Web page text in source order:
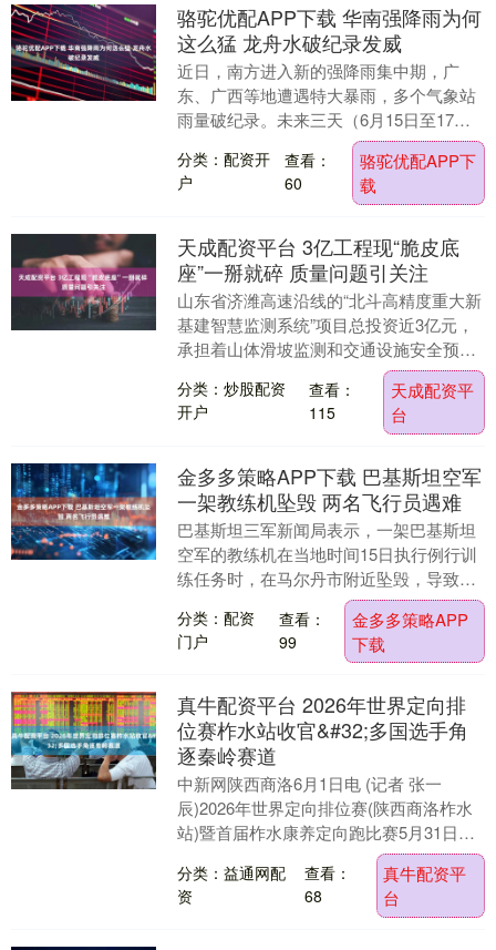
骆驼优配APP下载 华南强降雨为何
这么猛 龙舟水破纪录发威
近日，南方进入新的强降雨集中期，广
东、广西等地遭遇特大暴雨，多个气象站
雨量破纪录。未来三天（6月15日至17
日），华南一带强降雨仍将频发，18日起
南方主雨带将明....
分类：配资开
户
查看：
60
骆驼优配APP下
载
天成配资平台 3亿工程现“脆皮底
座”一掰就碎 质量问题引关注
山东省济潍高速沿线的“北斗高精度重大新
基建智慧监测系统”项目总投资近3亿元，
承担着山体滑坡监测和交通设施安全预警
的重要任务。然而，举报者刘先生在施工
现场发现了令....
分类：炒股配资
开户
查看：
115
天成配资平
台
金多多策略APP下载 巴基斯坦空军
一架教练机坠毁 两名飞行员遇难
巴基斯坦三军新闻局表示，一架巴基斯坦
空军的教练机在当地时间15日执行例行训
练任务时，在马尔丹市附近坠毁，导致机
上两名飞行员不幸遇难。这两名飞行员分
别来自巴基斯坦....
分类：配资
门户
查看：
99
金多多策略APP
下载
真牛配资平台 2026年世界定向排
位赛柞水站收官&#32;多国选手角
逐秦岭赛道
中新网陕西商洛6月1日电 (记者 张一
辰)2026年世界定向排位赛(陕西商洛柞水
站)暨首届柞水康养定向跑比赛5月31日在
牛背梁国家森林公园收官。来自13个国家
和....
分类：益通网配
资
查看：
68
真牛配资平
台